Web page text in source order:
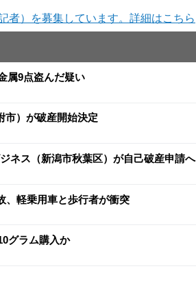
者）を募集しています。詳細はこちら
属9点盗んだ疑い
市）が破産開始決定
ネス（新潟市秋葉区）が自己破産申請へ
、軽乗用車と歩行者が衝突
グラム購入か